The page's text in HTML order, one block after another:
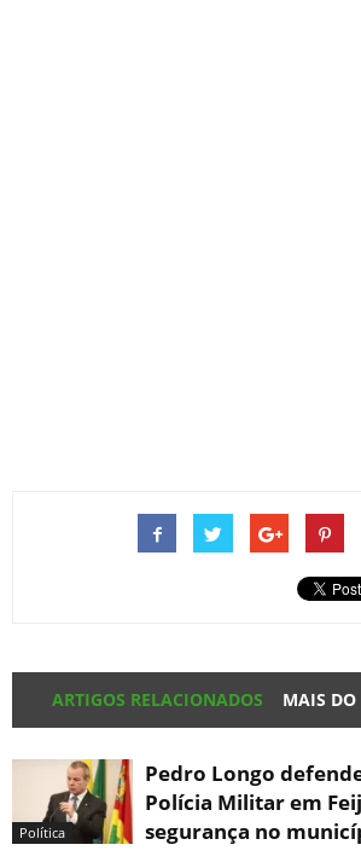
ARTIGOS RELACIONADOS MAIS DO
Política
Pedro Longo
Polícia Militar em
segurança no